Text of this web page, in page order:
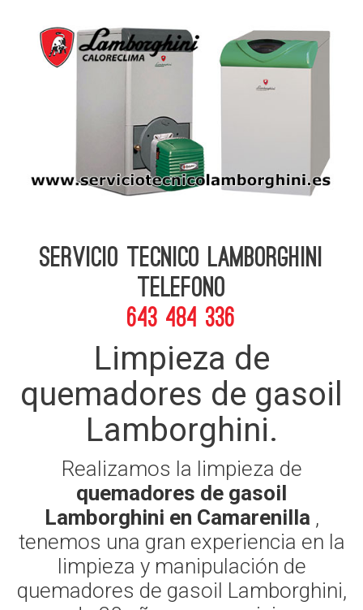
Servicio Tecnico Lamborghini
telefono
643 484 336
Limpieza de
quemadores de gasoil
Lamborghini.
Realizamos la limpieza de
quemadores de gasoil
Lamborghini en Camarenilla ,
tenemos una gran experiencia en la
limpieza y manipulación de
quemadores de gasoil Lamborghini,